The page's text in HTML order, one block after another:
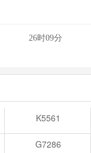
26时09分
K5561
G7286